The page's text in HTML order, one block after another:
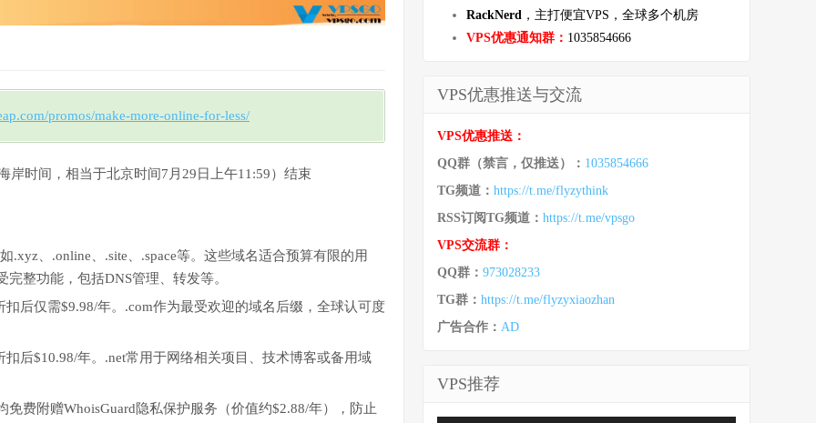
promos/make-more-online-for-less/
岸时间，相当于北京时间7月29日上午11:59）结束
.xyz、.online、.site、.space等。这些域名适合预算有限的用
整功能，包括DNS管理、转发等。
扣后仅需$9.98/年。.com作为最受欢迎的域名后缀，全球认可度
扣后$10.98/年。.net常用于网络相关项目、技术博客或备用域
免费附赠WhoisGuard隐私保护服务（价值约$2.88/年），防止
RackNerd ，主打便宜VPS，全球多个机房
VPS优惠通知群： 1035854666
VPS优惠推送与交流
VPS优惠推送：
QQ群（禁言，仅推送）： 1035854666
TG频道： https://t.me/flyzythink
RSS订阅TG频道： https://t.me/vpsgo
VPS交流群：
QQ群： 973028233
TG群： https://t.me/flyzyxiaozhan
广告合作： AD
VPS推荐